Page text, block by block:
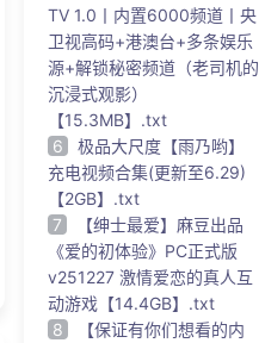
TV 1.0丨内置6000频道丨央
卫视高码+港澳台+多条娱乐
源+解锁秘密频道（老司机的
沉浸式观影）
【15.3MB】.txt
6
极品大尺度【雨乃哟】
充电视频合集(更新至6.29)
【2GB】.txt
7
【绅士最爱】麻豆出品
《爱的初体验》PC正式版
v251227 激情爱恋的真人互
动游戏【14.4GB】.txt
8
【保证有你们想看的内